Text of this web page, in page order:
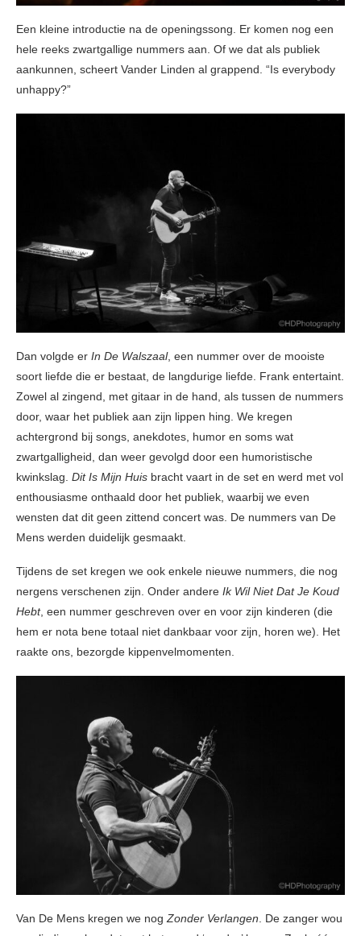
Een kleine introductie na de openingssong. Er komen nog een
hele reeks zwartgallige nummers aan. Of we dat als publiek
aankunnen, scheert Vander Linden al grappend. “Is everybody
unhappy?”
Dan volgde er In De Walszaal, een nummer over de mooiste
soort liefde die er bestaat, de langdurige liefde. Frank entertaint.
Zowel al zingend, met gitaar in de hand, als tussen de nummers
door, waar het publiek aan zijn lippen hing. We kregen
achtergrond bij songs, anekdotes, humor en soms wat
zwartgalligheid, dan weer gevolgd door een humoristische
kwinkslag. Dit Is Mijn Huis bracht vaart in de set en werd met vol
enthousiasme onthaald door het publiek, waarbij we even
wensten dat dit geen zittend concert was. De nummers van De
Mens werden duidelijk gesmaakt.
Tijdens de set kregen we ook enkele nieuwe nummers, die nog
nergens verschenen zijn. Onder andere Ik Wil Niet Dat Je Koud
Hebt, een nummer geschreven over en voor zijn kinderen (die
hem er nota bene totaal niet dankbaar voor zijn, horen we). Het
raakte ons, bezorgde kippenvelmomenten.
Van De Mens kregen we nogZonder Verlangen. De zanger wou